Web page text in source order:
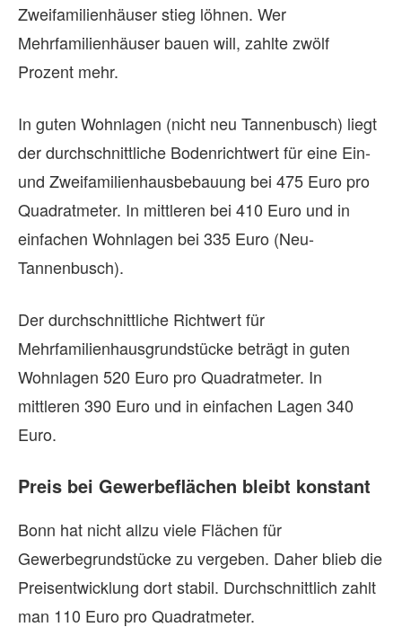
Zweifamilienhäuser stieg löhnen. Wer
Mehrfamilienhäuser bauen will, zahlte zwölf
Prozent mehr.
In guten Wohnlagen (nicht neu Tannenbusch) liegt
der durchschnittliche Bodenrichtwert für eine Ein-
und Zweifamilienhausbebauung bei 475 Euro pro
Quadratmeter. In mittleren bei 410 Euro und in
einfachen Wohnlagen bei 335 Euro (Neu-
Tannenbusch).
Der durchschnittliche Richtwert für
Mehrfamilienhausgrundstücke beträgt in guten
Wohnlagen 520 Euro pro Quadratmeter. In
mittleren 390 Euro und in einfachen Lagen 340
Euro.
Preis bei Gewerbeflächen bleibt konstant
Bonn hat nicht allzu viele Flächen für
Gewerbegrundstücke zu vergeben. Daher blieb die
Preisentwicklung dort stabil. Durchschnittlich zahlt
man 110 Euro pro Quadratmeter.